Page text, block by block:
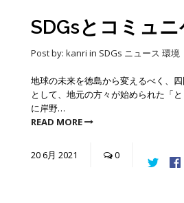
SDGsとコミュ
Post by: kanri in SDGs ニュース 環境
地球の未来を徳島から変えるべく、
として、地元の方々が始められた「
に岸野…
READ MORE
206月 2021 0